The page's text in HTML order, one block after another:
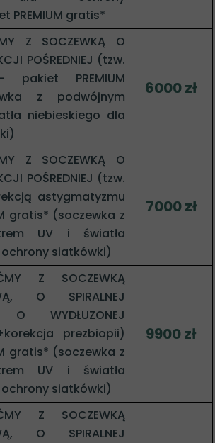
PREMIUM gratis*
Z SOCZEWKĄ O
POŚREDNIEJ (tzw.
PREMIUM
z podwójnym
niebieskiego dla
6000 zł
Z SOCZEWKĄ O
POŚREDNIEJ (tzw.
astygmatyzmu
gratis* (soczewka z
UV i światła
siatkówki)
7000 zł
Z SOCZEWKĄ
O SPIRALNEJ
WYDŁUZONEJ
prezbiopii)
gratis* (soczewka z
UV i światła
siatkówki)
9900 zł
Z SOCZEWKĄ
O SPIRALNEJ